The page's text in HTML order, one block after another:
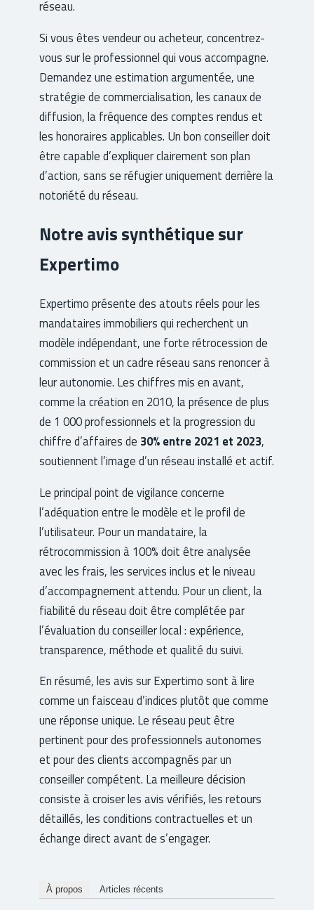
réseau.
Si vous êtes vendeur ou acheteur, concentrez-
vous sur le professionnel qui vous accompagne.
Demandez une estimation argumentée, une
stratégie de commercialisation, les canaux de
diffusion, la fréquence des comptes rendus et
les honoraires applicables. Un bon conseiller doit
être capable d’expliquer clairement son plan
d’action, sans se réfugier uniquement derrière la
notoriété du réseau.
Notre avis synthétique sur
Expertimo
Expertimo présente des atouts réels pour les
mandataires immobiliers qui recherchent un
modèle indépendant, une forte rétrocession de
commission et un cadre réseau sans renoncer à
leur autonomie. Les chiffres mis en avant,
comme la création en 2010, la présence de plus
de 1 000 professionnels et la progression du
chiffre d’affaires de 30% entre 2021 et 2023,
soutiennent l’image d’un réseau installé et actif.
Le principal point de vigilance concerne
l’adéquation entre le modèle et le profil de
l’utilisateur. Pour un mandataire, la
rétrocommission à 100% doit être analysée
avec les frais, les services inclus et le niveau
d’accompagnement attendu. Pour un client, la
fiabilité du réseau doit être complétée par
l’évaluation du conseiller local : expérience,
transparence, méthode et qualité du suivi.
En résumé, les avis sur Expertimo sont à lire
comme un faisceau d’indices plutôt que comme
une réponse unique. Le réseau peut être
pertinent pour des professionnels autonomes
et pour des clients accompagnés par un
conseiller compétent. La meilleure décision
consiste à croiser les avis vérifiés, les retours
détaillés, les conditions contractuelles et un
échange direct avant de s’engager.
À propos Articles récents